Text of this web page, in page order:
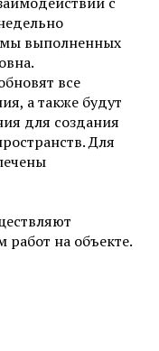
выполненных
все
а также будут
для создания
Для
работ на объекте.